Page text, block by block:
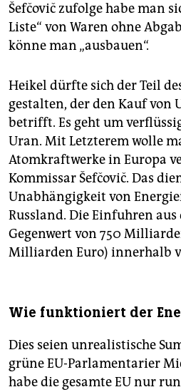
Šefčovič zufolge habe man
Liste“ von Waren ohne
könne man „ausbauen“.
Heikel dürfte sich der Teil
gestalten, der den Kauf von
betrifft. Es geht um
Uran. Mit Letzterem wolle
Atomkraftwerke in Europa
Kommissar Šefčovič. Das
Unabhängigkeit von
Russland. Die Einfuhren aus
Gegenwert von 750
Milliarden Euro) innerhalb
Wie funktioniert der
Dies seien unrealistische
grüne EU-Parlamentarier
habe die gesamte EU nur